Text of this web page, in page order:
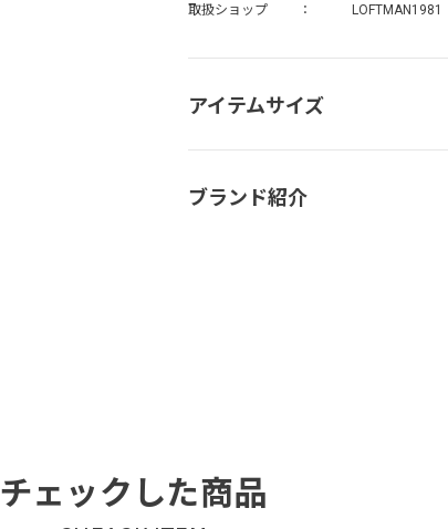
取扱ショップ LOFTMAN1981
アイテムサイズ
ブランド紹介
チェックした商品